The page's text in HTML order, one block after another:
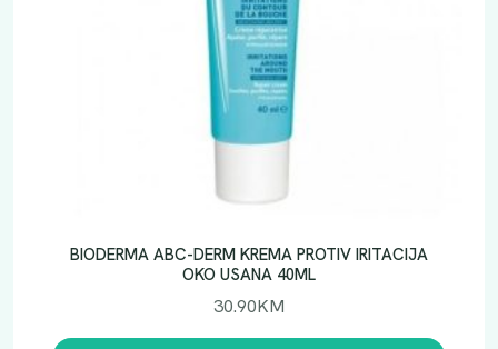
BIODERMA ABC-DERM KREMA PROTIV IRITACIJA
OKO USANA 40ML
30.90KM